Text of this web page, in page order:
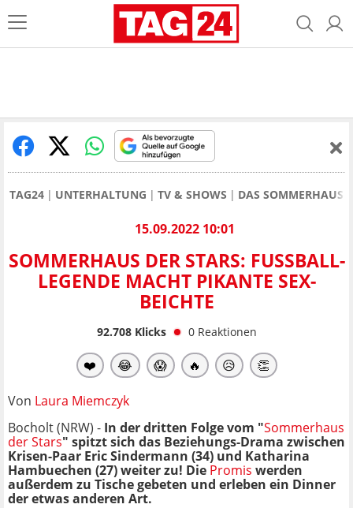
TAG24 UNTERHALTUNG TV & SHOWS DAS SOMMERHAUS
15.09.2022 10:01
SOMMERHAUS DER STARS: FUSSBALL-L
EGENDE MACHT PIKANTE SEX-B
EICHTE
92.708Klicks 0 Reaktionen
❤️ 😂 😱 🔥 😥 👏
Von Laura Miemczyk
Bocholt (NRW) - In der dritten Folge vom "Sommerhaus
der Stars" spitzt sich das Beziehungs-Drama zwischen
Krisen-Paar Eric Sindermann (34) und Katharina
Hambuechen (27) weiter zu! Die Promis werden
außerdem zu Tische gebeten und erleben ein Dinner
der etwas anderen Art.